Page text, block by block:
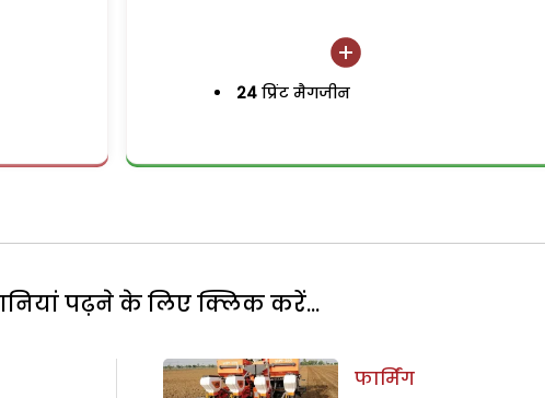
24 प्रिंट मैगजीन
पढ़ने के लिए क्लिक करें...
फार्मिंग